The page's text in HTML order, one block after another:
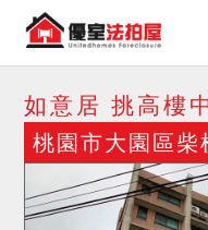
如意居 挑高樓
桃園市大園區